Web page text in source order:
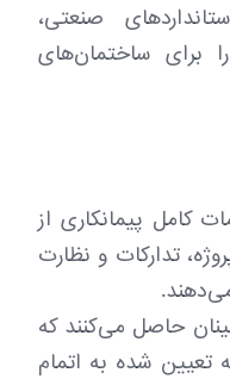
صنعتی،
برای ساختمان‌های
کامل پیمانکاری از
تدارکات و نظارت
حاصل می‌کنند که
تعیین شده به اتمام